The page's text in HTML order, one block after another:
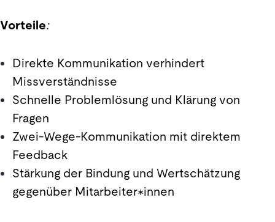
Vorteile:
Direkte Kommunikation verhindert
Missverständnisse
Schnelle Problemlösung und Klärung von
Fragen
Zwei-Wege-Kommunikation mit direktem
Feedback
Stärkung der Bindung und Wertschätzung
gegenüber Mitarbeiter*innen